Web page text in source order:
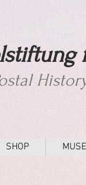
SHOP